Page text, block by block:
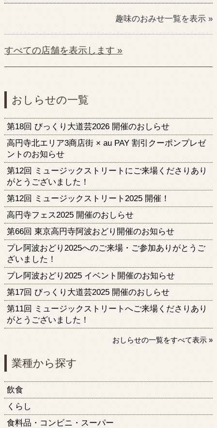
趣味のおみせ一覧を表示 »
すべての店舗を表示します »
おしらせの一覧
第18回 びっくり大道芸2026 開催のおしらせ
高円寺北エリア3商店街 × au PAY 割引クーポンプレゼ
ントのお知らせ
第12回 ミュージックストリートにご来場くださりあり
がとうございました！
第12回 ミュージックストリート2025 開催！
高円寺フェス2025 開催のおしらせ
第66回 東京高円寺阿波おどり開催のお知らせ
プレ阿波おどり2025へのご来場・ご参加ありがとうご
ざいました！
プレ阿波おどり2025 イベント開催のお知らせ
第17回 びっくり大道芸2025 開催のおしらせ
第11回 ミュージックストリートへご来場くださりあり
がとうございました！
おしらせの一覧をすべて表示 »
業種から探す
飲食
くらし
食料品・コンビニ・スーパー